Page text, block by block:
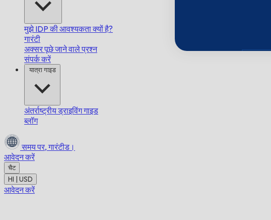
मुझे IDP की आवश्यकता क्यों है?
गारंटी
अक्सर पूछे जाने वाले प्रश्न
संपर्क करें
यात्रा गाइड
अंतर्राष्ट्रीय ड्राइविंग गाइड
ब्लॉग
समय पर, गारंटीड।
आवेदन करें
चैट
HI | USD
आवेदन करें